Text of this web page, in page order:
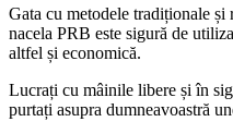
Gata cu metodele tradiționale
nacela PRB este sigură de
altfel și economică.
Lucrați cu mâinile libere și în
purtați asupra dumneavoastră